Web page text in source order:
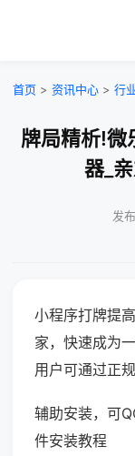
首页 > 资讯中心 > 行
牌局精析!微
器_
发
小程序打牌提
家，快速成为
用户可通过正
辅助安装，可
件安装教程